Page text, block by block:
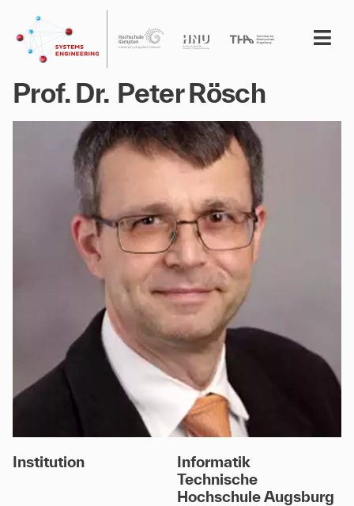
Prof. Dr. Peter Rösch
Institution
Informatik
Technische
Hochschule Augsburg